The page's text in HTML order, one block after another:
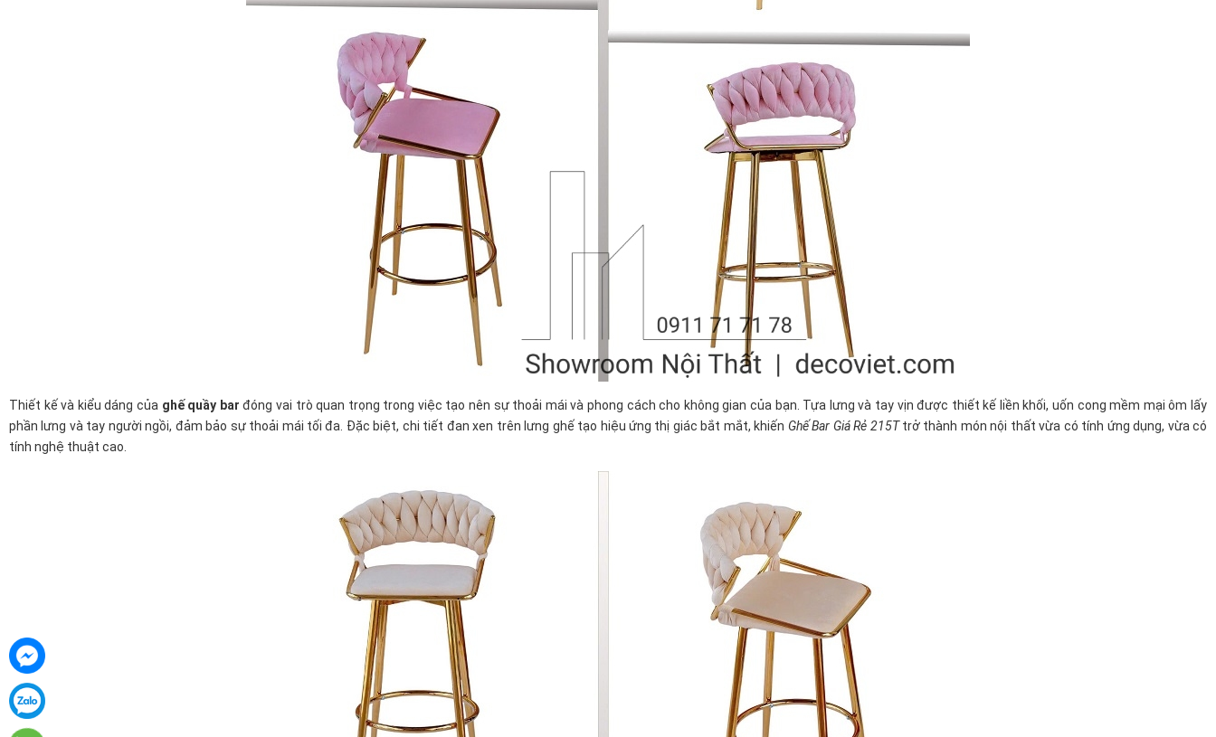
Thiết kế và kiểu dáng của ghế quầy bar đóng vai trò quan trọng trong việc tạo nên sự thoải mái và phong cách cho không gian của bạn. Tựa lưng và tay vịn được thiết kế liền khối, uốn cong mềm mại ôm lấy
phần lưng và tay người ngồi, đảm bảo sự thoải mái tối đa. Đặc biệt, chi tiết đan xen trên lưng ghế tạo hiệu ứng thị giác bắt mắt, khiến Ghế Bar Giá Rẻ 215Ttrở thành món nội thất vừa có tính ứng dụng, vừa có
tính nghệ thuật cao.